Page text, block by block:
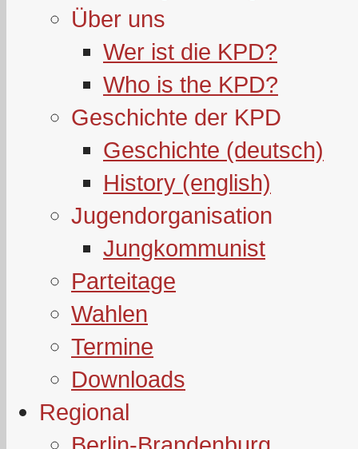
Über uns
Wer ist die KPD?
Who is the KPD?
Geschichte der KPD
Geschichte (deutsch)
History (english)
Jugendorganisation
Jungkommunist
Parteitage
Wahlen
Termine
Downloads
Regional